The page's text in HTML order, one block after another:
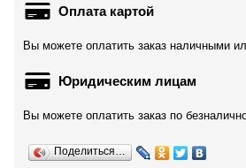
Оплата картой
Вы можете оплатить заказ наличными
Юридическим лицам
Вы можете оплатить заказ по
Поделиться…